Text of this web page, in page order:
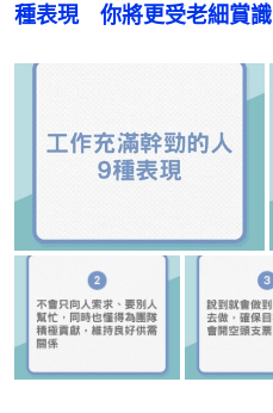
種表現　你將更受老細賞識